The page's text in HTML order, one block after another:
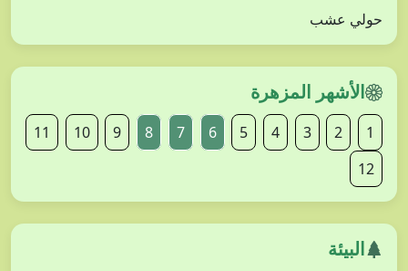
حولي عشب
الأشهر المزهرة
1
2
3
4
5
6
7
8
9
10
11
12
البيئة